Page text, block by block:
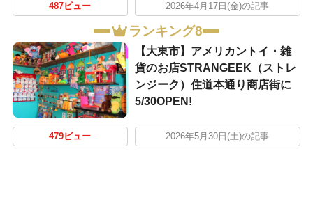
487ビュー 2026年4月17日(金)の記事
ランキング8
【大東市】アメリカントイ・雑
貨のお店STRANGEEK（ストレ
ンジーク）住道本通り商店街に
5/30OPEN!
479ビュー 2026年5月30日(土)の記事